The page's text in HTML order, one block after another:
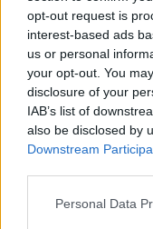
opt-out request is
interest-based ads
us or personal
your opt-out. You
disclosure of your
IAB’s list of
also be disclosed by
Downstream
Personal Data
Krimi
při
30